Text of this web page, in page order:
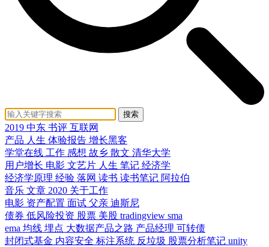
搜索
2019 中东 书评 互联网
产品 人生 体验报告 增长黑客
学堂在线 工作 感想 故乡 散文 清华大学
用户增长 电影 文艺片 人生 笔记 经济学
经济学原理 经验 落网 读书 读书笔记 阿拉伯
音乐 文章 2020 关于工作
电影 资产配置 面试 父亲 迪斯尼
债券 低风险投资 股票 美股 tradingview sma
ema 均线 埋点 大数据产品之路 产品经理 可转债
封闭式基金 内容安全 标注系统 反垃圾 股票分析笔记 unity